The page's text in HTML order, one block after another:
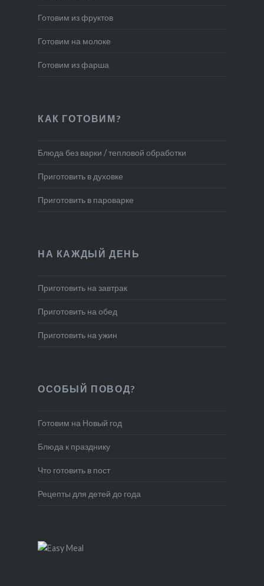
Готовим из фруктов
Готовим на молоке
Готовим из фарша
КАК ГОТОВИМ?
Блюда без варки / тепловой обработки
Приготовить в духовке
Приготовить в пароварке
НА КАЖДЫЙ ДЕНЬ
Приготовить на завтрак
Приготовить на обед
Приготовить на ужин
ОСОБЫЙ ПОВОД?
Готовим на Новый год
Блюда к празднику
Что готовить в пост
Рецепты для детей до года